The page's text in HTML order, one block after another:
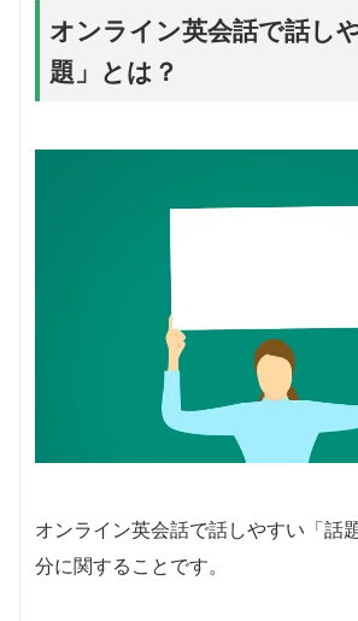
オンライン英会話で話し
題」とは？
オンライン英会話で話しやすい「話
分に関することです。